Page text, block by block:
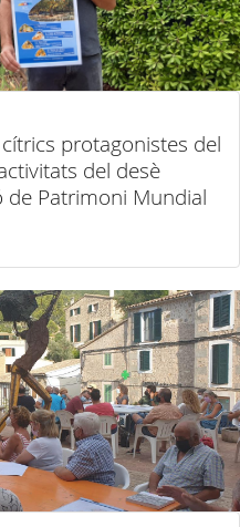
cítrics protagonistes del
del desè
de Patrimoni Mundial